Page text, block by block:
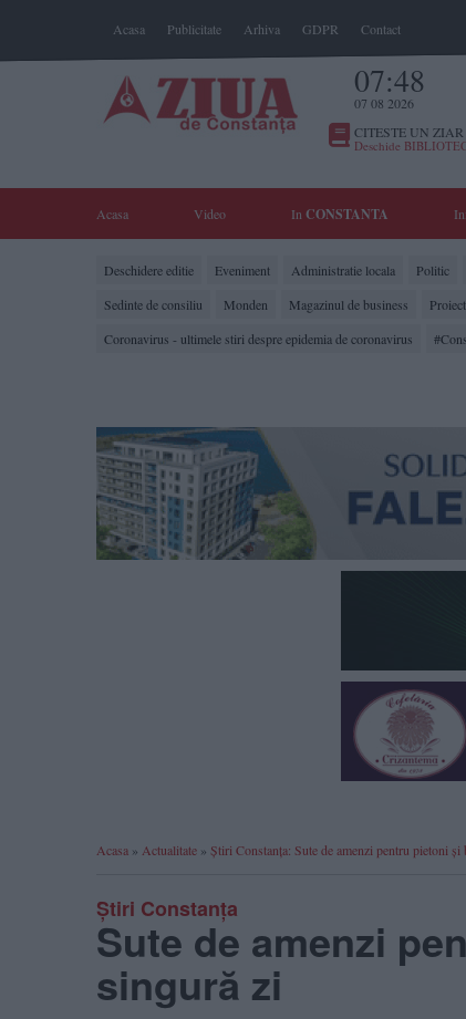
Acasa Publicitate Arhiva GDPR Contact
07:48
07 08 2026
CITESTE UN
Deschide
Acasa Video In CONSTANTA
Deschidere editie Eveniment Administratie locala Politic
Sedinte de consiliu
Monden Magazinul de business
Coronavirus - ultimele stiri despre epidemia de coronavirus
Acasa » Actualitate » Știri Constanța: Sute de amenzi pentru pietoni
Știri Constanța
Sute de amenzi
singură zi